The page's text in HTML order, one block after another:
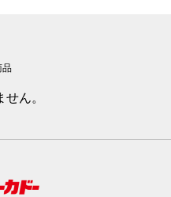
品
ん。